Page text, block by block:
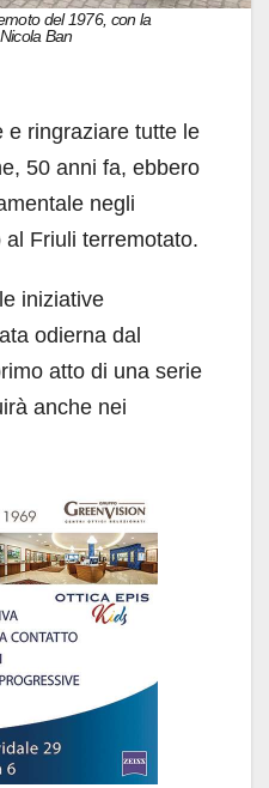
del 1976, con la
Ban
e ringraziare tutte le
50 anni fa, ebbero
negli
Friuli terremotato.
iniziative
odierna dal
atto di una serie
anche nei